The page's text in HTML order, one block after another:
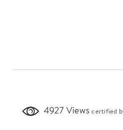
4927 Viewscertified